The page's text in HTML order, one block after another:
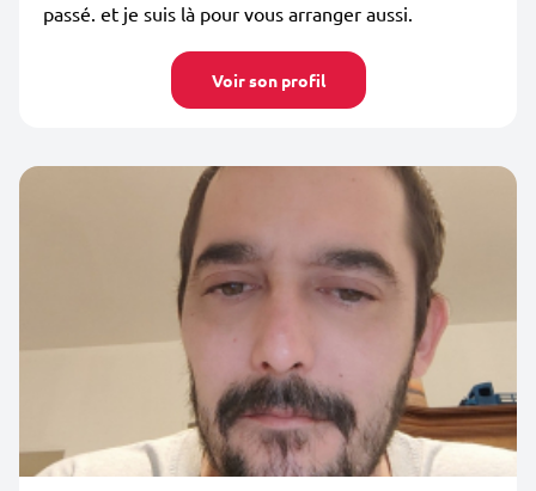
passé. et je suis là pour vous arranger aussi.
Voir son profil